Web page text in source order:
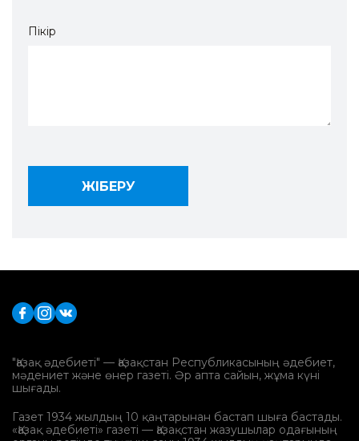
Пікір
"Қазақ әдебиеті" — Қазақстан Республикасының әдебиет,
мәдениет және өнер газеті. Әр апта сайын, жұма күні
шығады.
Газет 1934 жылдың 10 қаңтарынан бастап шыға бастады.
«Қазақ әдебиеті» газеті — Қазақстан жазушылар одағының